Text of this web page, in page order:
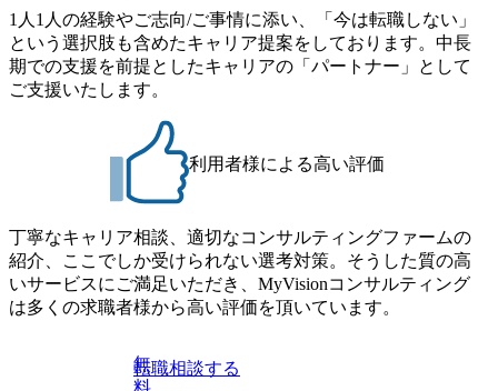
果、なりたいキャリアを反映できるｐｊにアサインしても
らえる ・シンプレクスというテクノロジーに強い部隊がい
るため、エンジニアの視点からも協業しクライアントへ価
値提供できる ・デリバリー中心の案件もあればセールス中
心の案件もあり、個々の裁量や得意領域に合わせた売り上
げの立て方を選べる ここ1年で社員数60名⇒100名超、売上
今期18億円⇒来期30億円（いずれも約170％アップ）と急成
長中のファームである また、成長中ファームのため優秀な
上司の近くで働けるチャンスも多い(ボストン・コンサルテ
ィング・グループ出身者等 (https://www.xspear.co.jp/member/ta
keto_kajita/)） 多様なメンバー、多様なプロジェクトによる
自己成長機会が多く、新たなチャレンジが可能 100名規模に
も関わらず、外資系戦略コンサルティングファームや総合
り、常に刺激を受けながらプロジェクトワークが可能 総合
なるため、入居基準を満たす女性には住宅手当を支給しま
す。 住宅手当は、一般賃貸物件を従業員が契約し、規程で
定める金額を会社が支払います。 その他： 採用時や転勤等
による引っ越し費用は、会社が負担します。 2026年8月18日
(火) 19:00～20:00 2026年8月13日(木) 16:00 応募をご検討され
ている方を対象に、会社説明会を実施予定です。 ● 求人名
・【富山】半導体製造装置の生産エンジニア(製造・生産工
程の管理業務) ※主任候補・リーダークラス ・【砺波】半
導体製造装置の生産エンジニア(製造・生産工程の管理業務)
※顔出しは不要です。ご質問頂く際のみ、顔出ししていた
だければと存じます。
1人1人の経験やご志向/ご事情に添い、「今は転職しない」
という選択肢も含めたキャリア提案をしております。中長
期での支援を前提としたキャリアの「パートナー」として
ご支援いたします。
利用者様による高い評価
丁寧なキャリア相談、適切なコンサルティングファームの
紹介、ここでしか受けられない選考対策。そうした質の高
いサービスにご満足いただき、MyVisionコンサルティング
は多くの求職者様から高い評価を頂いています。
無
転職相談する